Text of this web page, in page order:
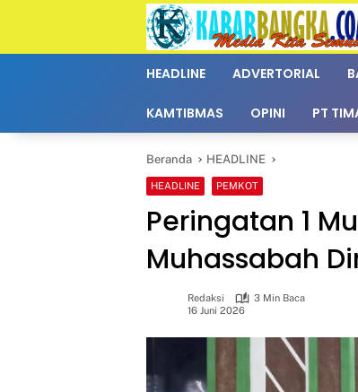
HEADLINE ADVERTORIAL
KAMTIBMAS OPINI PT
Beranda HEADLINE
HEADLINE PEMKOT
Peringatan 1
Muhassabah
Redaksi
3 Min Baca
16 Juni 2026